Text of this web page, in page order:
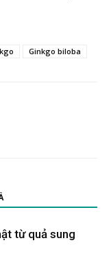
Ginkgo biloba
từ quả sung